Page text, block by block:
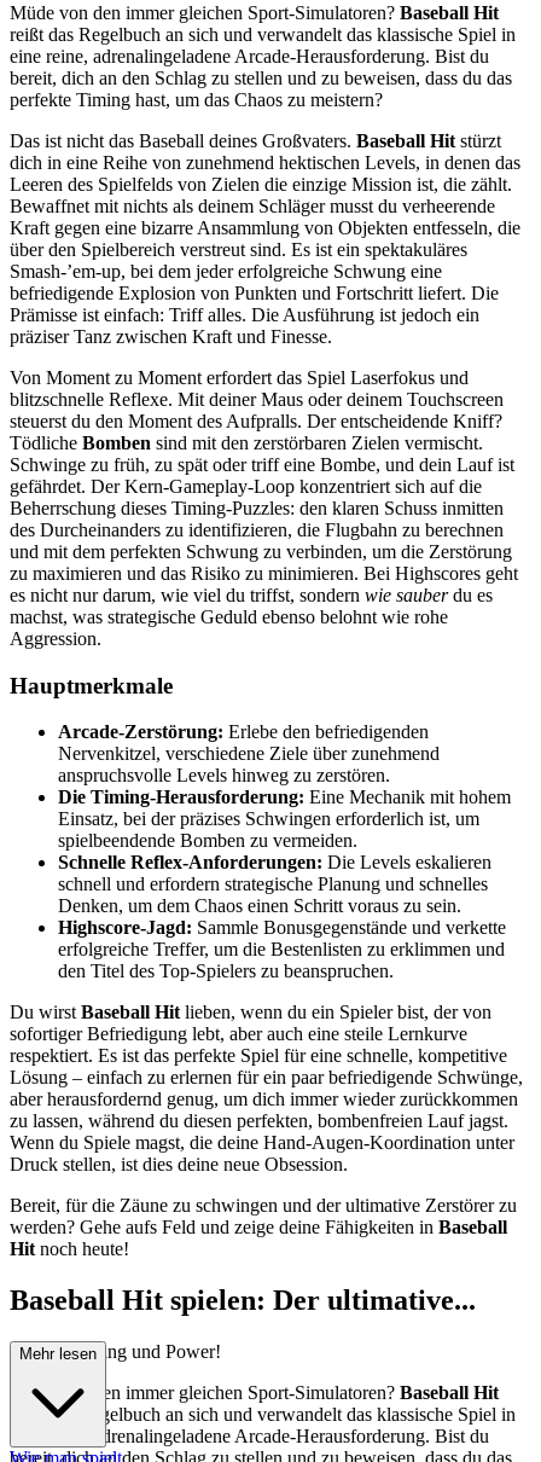
Müde von den immer gleichen Sport-Simulatoren? Baseball Hit
reißt das Regelbuch an sich und verwandelt das klassische Spiel in
eine reine, adrenalingeladene Arcade-Herausforderung. Bist du
bereit, dich an den Schlag zu stellen und zu beweisen, dass du das
perfekte Timing hast, um das Chaos zu meistern?
Das ist nicht das Baseball deines Großvaters. Baseball Hit stürzt
dich in eine Reihe von zunehmend hektischen Levels, in denen das
Leeren des Spielfelds von Zielen die einzige Mission ist, die zählt.
Bewaffnet mit nichts als deinem Schläger musst du verheerende
Kraft gegen eine bizarre Ansammlung von Objekten entfesseln, die
über den Spielbereich verstreut sind. Es ist ein spektakuläres
Smash-’em-up, bei dem jeder erfolgreiche Schwung eine
befriedigende Explosion von Punkten und Fortschritt liefert. Die
Prämisse ist einfach: Triff alles. Die Ausführung ist jedoch ein
präziser Tanz zwischen Kraft und Finesse.
Von Moment zu Moment erfordert das Spiel Laserfokus und
blitzschnelle Reflexe. Mit deiner Maus oder deinem Touchscreen
steuerst du den Moment des Aufpralls. Der entscheidende Kniff?
Tödliche Bomben sind mit den zerstörbaren Zielen vermischt.
Schwinge zu früh, zu spät oder triff eine Bombe, und dein Lauf ist
gefährdet. Der Kern-Gameplay-Loop konzentriert sich auf die
Beherrschung dieses Timing-Puzzles: den klaren Schuss inmitten
des Durcheinanders zu identifizieren, die Flugbahn zu berechnen
und mit dem perfekten Schwung zu verbinden, um die Zerstörung
zu maximieren und das Risiko zu minimieren. Bei Highscores geht
es nicht nur darum, wie viel du triffst, sondern wie sauberdu es
machst, was strategische Geduld ebenso belohnt wie rohe
Aggression.
Hauptmerkmale
Arcade-Zerstörung: Erlebe den befriedigenden
Nervenkitzel, verschiedene Ziele über zunehmend
anspruchsvolle Levels hinweg zu zerstören.
Die Timing-Herausforderung: Eine Mechanik mit hohem
Einsatz, bei der präzises Schwingen erforderlich ist, um
spielbeendende Bomben zu vermeiden.
Schnelle Reflex-Anforderungen: Die Levels eskalieren
schnell und erfordern strategische Planung und schnelles
Denken, um dem Chaos einen Schritt voraus zu sein.
Highscore-Jagd: Sammle Bonusgegenstände und verkette
erfolgreiche Treffer, um die Bestenlisten zu erklimmen und
den Titel des Top-Spielers zu beanspruchen.
Du wirst Baseball Hit lieben, wenn du ein Spieler bist, der von
sofortiger Befriedigung lebt, aber auch eine steile Lernkurve
respektiert. Es ist das perfekte Spiel für eine schnelle, kompetitive
Lösung – einfach zu erlernen für ein paar befriedigende Schwünge,
aber herausfordernd genug, um dich immer wieder zurückkommen
zu lassen, während du diesen perfekten, bombenfreien Lauf jagst.
Wenn du Spiele magst, die deine Hand-Augen-Koordination unter
Druck stellen, ist dies deine neue Obsession.
Bereit, für die Zäune zu schwingen und der ultimative Zerstörer zu
werden? Gehe aufs Feld und zeige deine Fähigkeiten in Baseball
Hit noch heute!
Baseball Hit spielen: Der ultimative...
Test für Timing und Power!
Müde von den immer gleichen Sport-Simulatoren? Baseball Hit
reißt das Regelbuch an sich und verwandelt das klassische Spiel in
eine reine, adrenalingeladene Arcade-Herausforderung. Bist du
Mehr lesen